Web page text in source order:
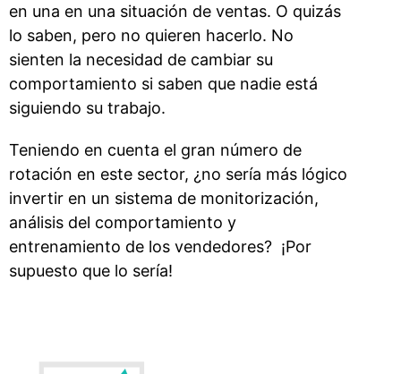
en una en una situación de ventas. O quizás
lo saben, pero no quieren hacerlo. No
sienten la necesidad de cambiar su
comportamiento si saben que nadie está
siguiendo su trabajo.
Teniendo en cuenta el gran número de
rotación en este sector, ¿no sería más lógico
invertir en un sistema de monitorización,
análisis del comportamiento y
entrenamiento de los vendedores? ¡Por
supuesto que lo sería!